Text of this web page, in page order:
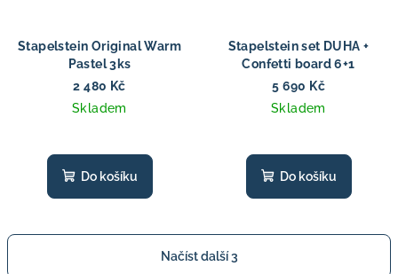
Stapelstein Original Warm
Pastel 3ks
2 480 Kč
Skladem
Do košíku
Stapelstein set DUHA +
Confetti board 6+1
5 690 Kč
Skladem
Do košíku
Načíst další 3